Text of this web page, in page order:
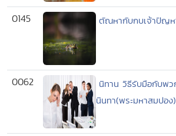
0145 ตัณหากับกบเจ้าปัญห
0062
นิทาน วิธีรับมือกับพ
นินทา(พระมหาสมปอง)